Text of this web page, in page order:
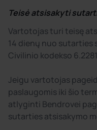
Teisė atsisakyti
Vartotojas turi teisę
14 dienų nuo sutarties
Civilinio kodekso
Jeigu vartotojas
paslaugomis iki šio
atlyginti Bendrovei
sutarties atsisakymo